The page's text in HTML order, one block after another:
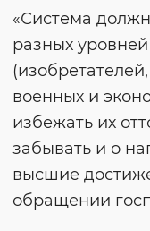
«Система
разных
военных и
избежать их
забывать и о
высшие
обращении